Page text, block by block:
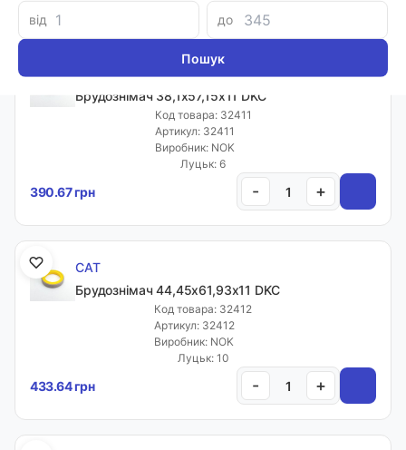
від до
CAT
Брудознімач 38,1х57,15х11 DKC
Код товара: 32411
Артикул: 32411
Виробник: NOK
Луцьк: 6
390.67 грн - +
CAT
Брудознімач 44,45х61,93х11 DKC
Код товара: 32412
Артикул: 32412
Виробник: NOK
Луцьк: 10
433.64 грн - +